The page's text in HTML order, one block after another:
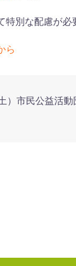
別な配慮が必
ら
）市民公益活